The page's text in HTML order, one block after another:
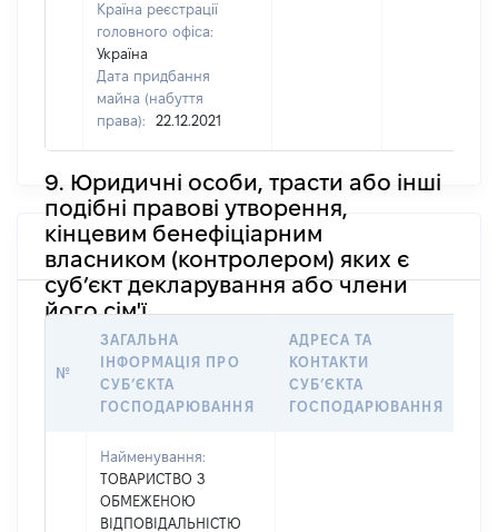
Країна реєстрації
головного офіса:
Україна
Дата придбання
майна (набуття
права):
22.12.2021
9. Юридичні особи, трасти або інші
подібні правові утворення,
кінцевим бенефіціарним
власником (контролером) яких є
суб’єкт декларування або члени
його сім'ї
№
ЗАГАЛЬНА
ІНФОРМАЦІЯ ПРО
СУБʼЄКТА
ГОСПОДАРЮВАННЯ
АДРЕСА ТА
КОНТАКТИ
СУБʼЄКТА
ГОСПОДАРЮВАННЯ
Найменування:
ТОВАРИСТВО З
ОБМЕЖЕНОЮ
ВІДПОВІДАЛЬНІСТЮ